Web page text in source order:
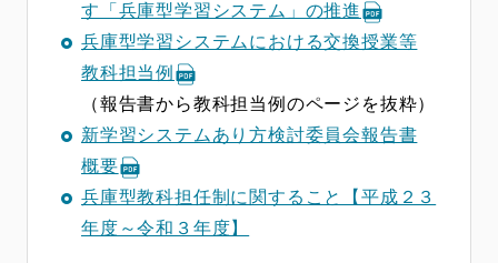
す「兵庫型学習システム」の推進
兵庫型学習システムにおける交換授業等
教科担当例
（報告書から教科担当例のページを抜粋）
新学習システムあり方検討委員会報告書
概要
兵庫型教科担任制に関すること【平成２３
年度～令和３年度】